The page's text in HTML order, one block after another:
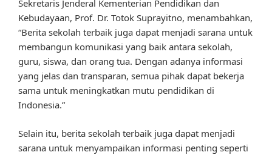
Sekretaris Jenderal Kementerian Pendidikan dan
Kebudayaan, Prof. Dr. Totok Suprayitno, menambahkan,
“Berita sekolah terbaik juga dapat menjadi sarana untuk
membangun komunikasi yang baik antara sekolah,
guru, siswa, dan orang tua. Dengan adanya informasi
yang jelas dan transparan, semua pihak dapat bekerja
sama untuk meningkatkan mutu pendidikan di
Indonesia.”
Selain itu, berita sekolah terbaik juga dapat menjadi
sarana untuk menyampaikan informasi penting seperti